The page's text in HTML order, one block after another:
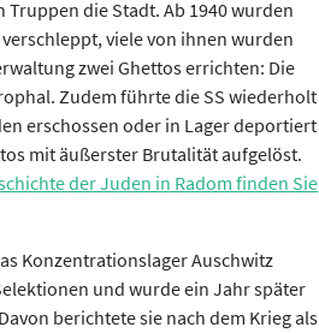
die Stadt. Ab 1940 wurden
viele von ihnen wurden
zwei Ghettos errichten: Die
Zudem führte die SS wiederholt
erschossen oder in Lager deportiert
mit äußerster Brutalität aufgelöst.
der Juden in Radom finden Sie
Konzentrationslager Auschwitz
und wurde ein Jahr später
berichtete sie nach dem Krieg als